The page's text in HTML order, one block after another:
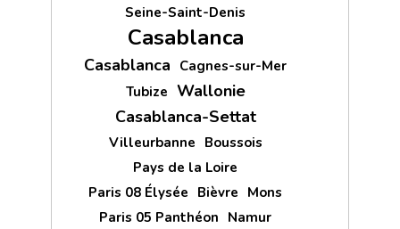
Seine-Saint-Denis
Casablanca
Casablanca Cagnes-sur-Mer
Tubize Wallonie
Casablanca-Settat
Villeurbanne Boussois
Pays de la Loire
Paris 08 Élysée Bièvre Mons
Paris 05 Panthéon Namur